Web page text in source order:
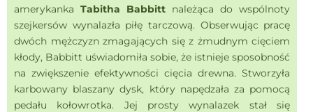
amerykankaTabitha Babbitt należąca do wspólnoty
szejkersów wynalazła piłę tarczową. Obserwując pracę
dwóch mężczyzn zmagających się z żmudnym cięciem
kłody, Babbitt uświadomiła sobie, że istnieje sposobność
na zwiększenie efektywności cięcia drewna. Stworzyła
karbowany blaszany dysk, który napędzała za pomocą
pedału kołowrotka. Jej prosty wynalazek stał się